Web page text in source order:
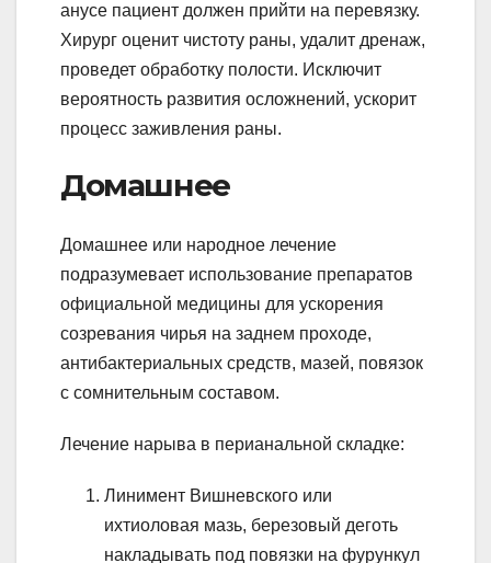
анусе пациент должен прийти на перевязку.
Хирург оценит чистоту раны, удалит дренаж,
проведет обработку полости. Исключит
вероятность развития осложнений, ускорит
процесс заживления раны.
Домашнее
Домашнее или народное лечение
подразумевает использование препаратов
официальной медицины для ускорения
созревания чирья на заднем проходе,
антибактериальных средств, мазей, повязок
с сомнительным составом.
Лечение нарыва в перианальной складке:
Линимент Вишневского или
ихтиоловая мазь, березовый деготь
накладывать под повязки на фурункул